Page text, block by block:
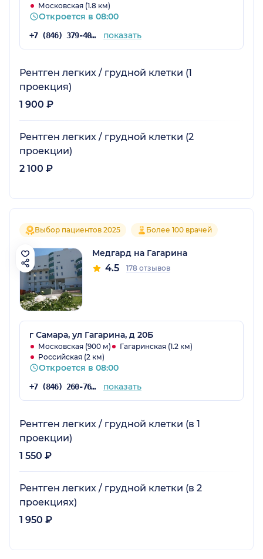
Московская (1.8 км)
Откроется в 08:00
+7 (846) 379-40-81 показать
Рентген легких / грудной клетки (1
проекция)
1 900 ₽
Рентген легких / грудной клетки (2
проекции)
2 100 ₽
Выбор пациентов 2025 Более 100 врачей
Медгард на Гагарина
4.5 178 отзывов
г Самара, ул Гагарина, д 20Б
Московская (900 м)
Гагаринская (1.2 км)
Российская (2 км)
Откроется в 08:00
+7 (846) 260-76-76 показать
Рентген легких / грудной клетки (в 1
проекции)
1 550 ₽
Рентген легких / грудной клетки (в 2
проекциях)
1 950 ₽